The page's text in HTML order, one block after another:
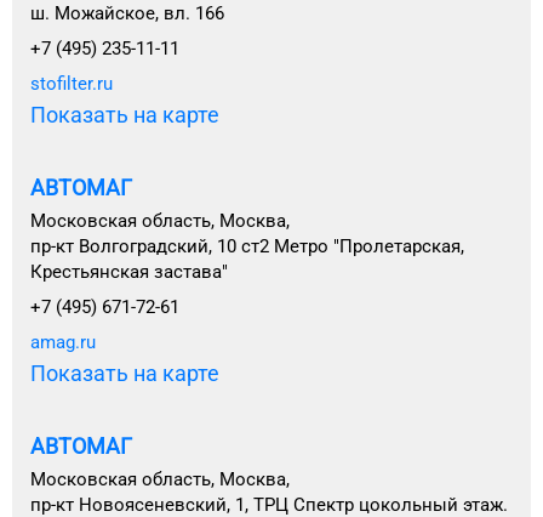
ш. Можайское, вл. 166
+7 (495) 235-11-11
stofilter.ru
Показать на карте
АВТОМАГ
Московская область, Москва,
пр-кт Волгоградский, 10 ст2 Метро "Пролетарская,
Крестьянская застава"
+7 (495) 671-72-61
amag.ru
Показать на карте
АВТОМАГ
Московская область, Москва,
пр-кт Новоясеневский, 1, ТРЦ Спектр цокольный этаж.